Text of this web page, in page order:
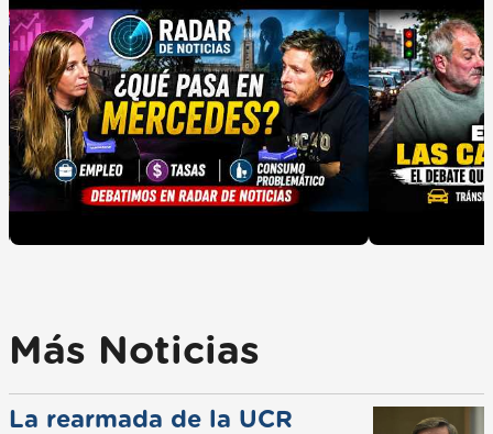
Más Noticias
La rearmada de la UCR